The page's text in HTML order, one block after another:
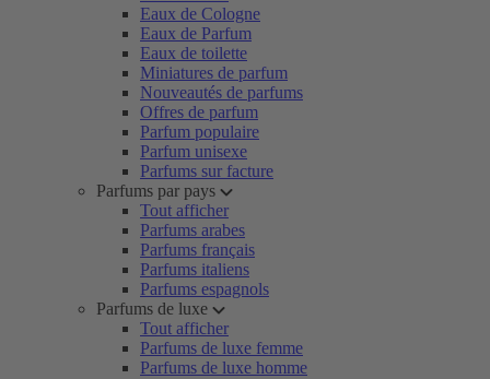
Eaux de Cologne
Eaux de Parfum
Eaux de toilette
Miniatures de parfum
Nouveautés de parfums
Offres de parfum
Parfum populaire
Parfum unisexe
Parfums sur facture
Parfums par pays
Tout afficher
Parfums arabes
Parfums français
Parfums italiens
Parfums espagnols
Parfums de luxe
Tout afficher
Parfums de luxe femme
Parfums de luxe homme